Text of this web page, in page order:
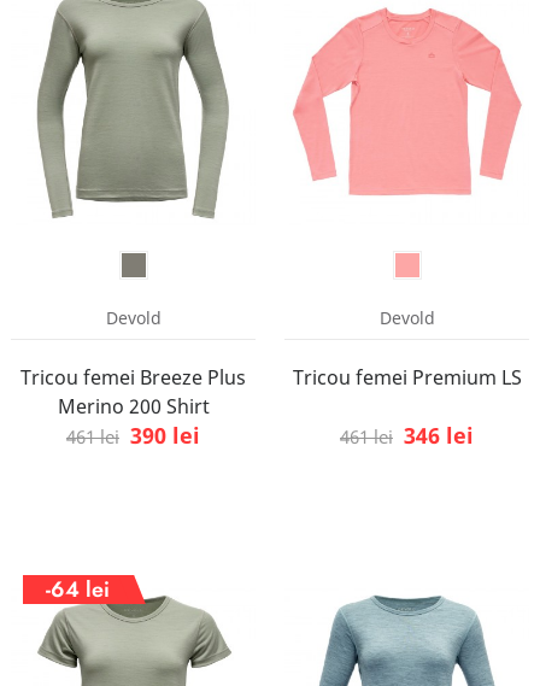
Devold
Tricou femei Breeze Plus
Merino 200 Shirt
461 lei 390 lei
Devold
Tricou femei Premium LS
461 lei 346 lei
-64 lei